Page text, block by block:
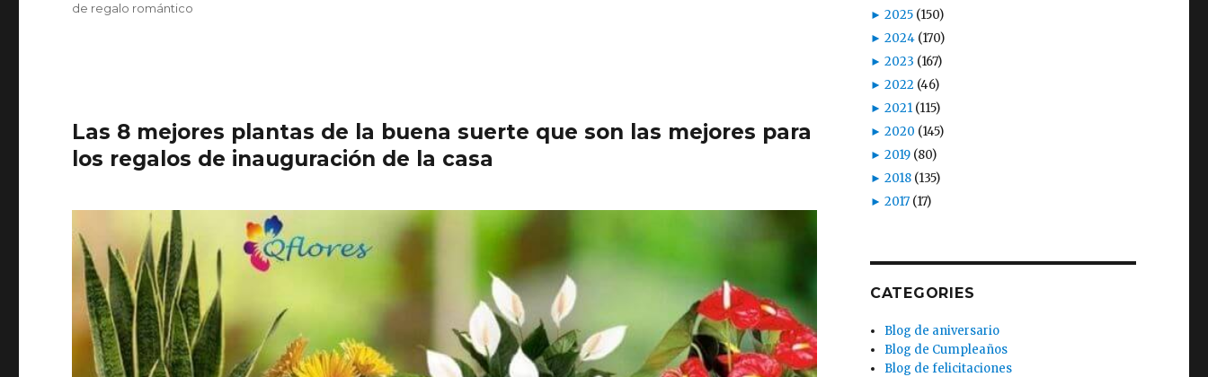
de regalo romántico
Las 8 mejores plantas de la buena suerte que son las mejores para
los regalos de inauguración de la casa
► 2025 (150)
► 2024 (170)
► 2023 (167)
► 2022 (46)
► 2021 (115)
► 2020 (145)
► 2019 (80)
► 2018 (135)
► 2017 (17)
CATEGORIES
Blog de aniversario
Blog de Cumpleaños
Blog de felicitaciones